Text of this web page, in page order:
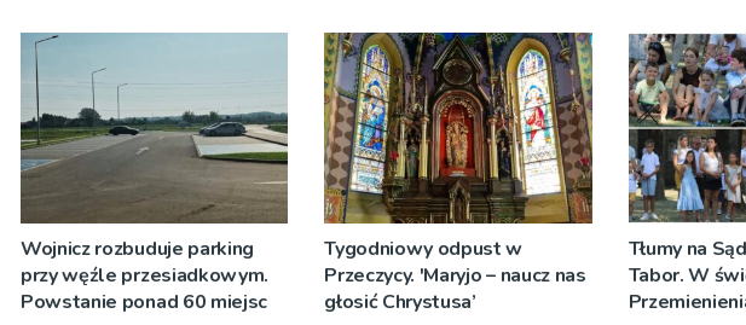
zostanie podpisana
Wojnicz rozbuduje parking
przy węźle przesiadkowym.
Powstanie ponad 60 miejsc
Tygodniowy odpust w
Przeczycy. 'Maryjo – naucz nas
głosić Chrystusa’
Tłumy na
Tabor. W